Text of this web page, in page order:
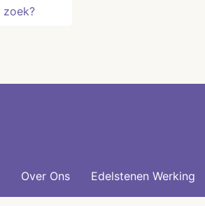
Over Ons Edelstenen Werking